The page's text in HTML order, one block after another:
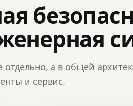
а в общей
и сервис.